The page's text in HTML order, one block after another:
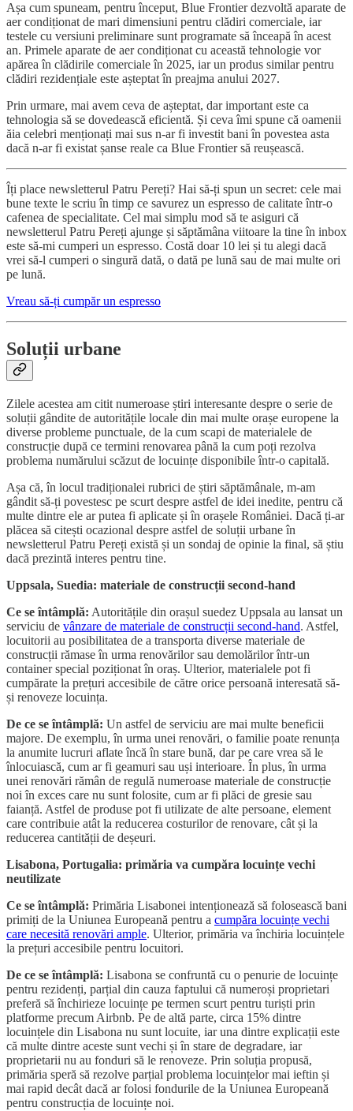
Așa cum spuneam, pentru început, Blue Frontier dezvoltă aparate de
aer condiționat de mari dimensiuni pentru clădiri comerciale, iar
testele cu versiuni preliminare sunt programate să înceapă în acest
an. Primele aparate de aer condiționat cu această tehnologie vor
apărea în clădirile comerciale în 2025, iar un produs similar pentru
clădiri rezidențiale este așteptat în preajma anului 2027.
Prin urmare, mai avem ceva de așteptat, dar important este ca
tehnologia să se dovedească eficientă. Și ceva îmi spune că oamenii
ăia celebri menționați mai sus n-ar fi investit bani în povestea asta
dacă n-ar fi existat șanse reale ca Blue Frontier să reușească.
Îți place newsletterul Patru Pereți? Hai să-ți spun un secret: cele mai
bune texte le scriu în timp ce savurez un espresso de calitate într-o
cafenea de specialitate. Cel mai simplu mod să te asiguri că
newsletterul Patru Pereți ajunge și săptămâna viitoare la tine în inbox
este să-mi cumperi un espresso. Costă doar 10 lei și tu alegi dacă
vrei să-l cumperi o singură dată, o dată pe lună sau de mai multe ori
pe lună.
Vreau să-ți cumpăr un espresso
Soluții urbane
Zilele acestea am citit numeroase știri interesante despre o serie de
soluții gândite de autoritățile locale din mai multe orașe europene la
diverse probleme punctuale, de la cum scapi de materialele de
construcție după ce termini renovarea până la cum poți rezolva
problema numărului scăzut de locuințe disponibile într-o capitală.
Așa că, în locul tradiționalei rubrici de știri săptămânale, m-am
gândit să-ți povestesc pe scurt despre astfel de idei inedite, pentru că
multe dintre ele ar putea fi aplicate și în orașele României. Dacă ți-ar
plăcea să citești ocazional despre astfel de soluții urbane în
newsletterul Patru Pereți există și un sondaj de opinie la final, să știu
dacă prezintă interes pentru tine.
Uppsala, Suedia: materiale de construcții second-hand
Ce se întâmplă: Autoritățile din orașul suedez Uppsala au lansat un
serviciu de vânzare de materiale de construcții second-hand. Astfel,
locuitorii au posibilitatea de a transporta diverse materiale de
construcții rămase în urma renovărilor sau demolărilor într-un
container special poziționat în oraș. Ulterior, materialele pot fi
cumpărate la prețuri accesibile de către orice persoană interesată să-
și renoveze locuința.
De ce se întâmplă: Un astfel de serviciu are mai multe beneficii
majore. De exemplu, în urma unei renovări, o familie poate renunța
la anumite lucruri aflate încă în stare bună, dar pe care vrea să le
înlocuiască, cum ar fi geamuri sau uși interioare. În plus, în urma
unei renovări rămân de regulă numeroase materiale de construcție
noi în exces care nu sunt folosite, cum ar fi plăci de gresie sau
faianță. Astfel de produse pot fi utilizate de alte persoane, element
care contribuie atât la reducerea costurilor de renovare, cât și la
reducerea cantității de deșeuri.
Lisabona, Portugalia: primăria va cumpăra locuințe vechi
neutilizate
Ce se întâmplă: Primăria Lisabonei intenționează să folosească bani
primiți de la Uniunea Europeană pentru a cumpăra locuințe vechi
care necesită renovări ample. Ulterior, primăria va închiria locuințele
la prețuri accesibile pentru locuitori.
De ce se întâmplă: Lisabona se confruntă cu o penurie de locuințe
pentru rezidenți, parțial din cauza faptului că numeroși proprietari
preferă să închirieze locuințe pe termen scurt pentru turiști prin
platforme precum Airbnb. Pe de altă parte, circa 15% dintre
locuințele din Lisabona nu sunt locuite, iar una dintre explicații este
că multe dintre aceste sunt vechi și în stare de degradare, iar
proprietarii nu au fonduri să le renoveze. Prin soluția propusă,
primăria speră să rezolve parțial problema locuințelor mai ieftin și
mai rapid decât dacă ar folosi fondurile de la Uniunea Europeană
pentru construcția de locuințe noi.